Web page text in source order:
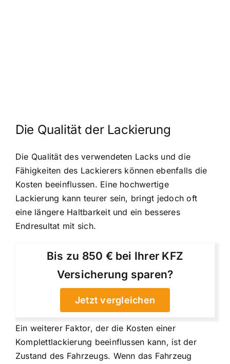
Die Qualität der Lackierung
Die Qualität des verwendeten Lacks und die
Fähigkeiten des Lackierers können ebenfalls die
Kosten beeinflussen. Eine hochwertige
Lackierung kann teurer sein, bringt jedoch oft
eine längere Haltbarkeit und ein besseres
Endresultat mit sich.
Bis zu 850 € bei Ihrer KFZ
Versicherung sparen?
Jetzt vergleichen
Ein weiterer Faktor, der die Kosten einer
Komplettlackierung beeinflussen kann, ist der
Zustand des Fahrzeugs. Wenn das Fahrzeug